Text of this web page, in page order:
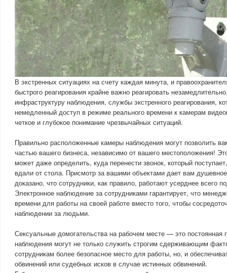
В экстренных ситуациях на счету каждая минута, и
быстрого реагирования крайне важно реагировать
инфраструктуру наблюдения, службы экстренного реагирования,
немедленный доступ в режиме реального времени к камерам
четкое и глубокое понимание чрезвычайных ситуаций.
Правильно расположенные камеры наблюдения могут позволить
частью вашего бизнеса, независимо от вашего местоположения!
может даже определить, куда перенести звонок, который
вдали от стола. Присмотр за вашими объектами дает вам
доказано, что сотрудники, как правило, работают усерднее всего
Электронное наблюдение за сотрудниками гарантирует, что
времени для работы на своей работе вместо того, чтобы
наблюдении за людьми.
Сексуальные домогательства на рабочем месте — это
наблюдения могут не только служить строгим сдерживающим
сотрудникам более безопасное место для работы, но, и
обвинений или судебных исков в случае истинных обвинений.